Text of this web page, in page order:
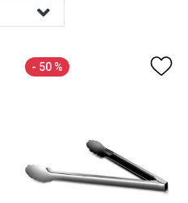
- 50 %